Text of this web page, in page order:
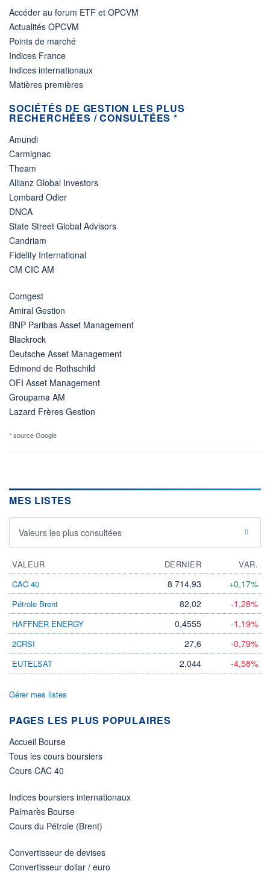
Accéder au forum ETF et OPCVM
Actualités OPCVM
Points de marché
Indices France
Indices internationaux
Matières premières
SOCIÉTÉS DE GESTION LES PLUS
RECHERCHÉES / CONSULTÉES *
Amundi
Carmignac
Theam
Allianz Global Investors
Lombard Odier
DNCA
State Street Global Advisors
Candriam
Fidelity International
CM CIC AM
Comgest
Amiral Gestion
BNP Paribas Asset Management
Blackrock
Deutsche Asset Management
Edmond de Rothschild
OFI Asset Management
Groupama AM
Lazard Frères Gestion
* source Google
MES LISTES
Valeurs les plus consultées
VALEUR DERNIER
VAR.
CAC 40
8 714,93 +0,17%
Pétrole Brent 82,02 -1,28%
HAFFNER ENERGY 0,4555 -1,19%
2CRSI 27,6 -0,79%
EUTELSAT 2,044 -4,58%
Gérer mes listes
PAGES LES PLUS POPULAIRES
Accueil Bourse
Tous les cours boursiers
Cours CAC 40
Indices boursiers internationaux
Palmarès Bourse
Cours du Pétrole (Brent)
Convertisseur de devises
Convertisseur dollar / euro